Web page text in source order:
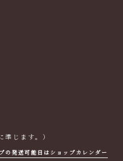
準じます。）
の発送可能日はショップカレンダー